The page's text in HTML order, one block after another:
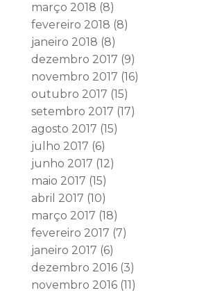
março 2018 (8)
fevereiro 2018 (8)
janeiro 2018 (8)
dezembro 2017 (9)
novembro 2017 (16)
outubro 2017 (15)
setembro 2017 (17)
agosto 2017 (15)
julho 2017 (6)
junho 2017 (12)
maio 2017 (15)
abril 2017 (10)
março 2017 (18)
fevereiro 2017 (7)
janeiro 2017 (6)
dezembro 2016(3)
novembro 2016(11)